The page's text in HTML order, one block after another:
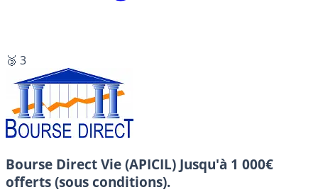
🥉 3
Bourse Direct Vie (APICIL) Jusqu'à 1 000€
offerts (sous conditions).